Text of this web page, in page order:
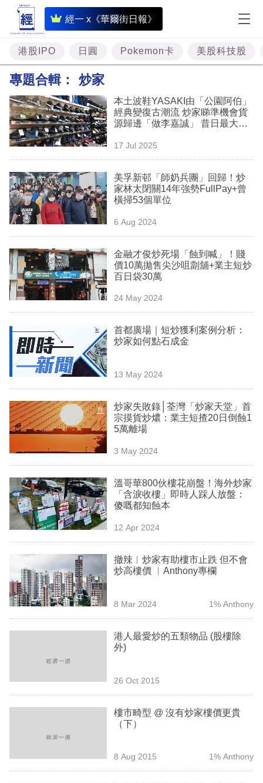
經一 x《華爾街日報》
即
時
財
經
題
投
資
樓
市
理
商
業
科
技
場
生
時
事
欄
訂
閱
區
港股IPO 日圓 Pokemon卡 美股科技股
專題合輯： 炒家
本土波鞋YASAKI由「公園阿伯」
經典變復古潮流 炒家睇準機會貨
源歸邊「做李嘉誠」 昔日最大致
17 Jul 2025
美孚新邨「師奶兵團」回歸！炒
家林太閉關14年強勢FullPay+曾
橫掃53個單位
6 Aug 2024
金融才俊炒死場「蝕到喊」！賤
價10萬拋售尖沙咀劏舖+業主短炒
百日袋30萬
24 May 2024
首都廣場｜短炒獲利案例分析：
炒家如何點石成金
13 May 2024
炒家失敗錄│荃灣「炒家天堂」首
宗摸貨炒燶：業主短揸20日倒蝕1
5萬離場
3 May 2024
溫哥華800伙樓花崩盤！海外炒家
「含淚收樓」即時人踩人放盤：
傻嘅都知蝕本
12 Apr 2024
撤辣︳炒家有助樓市止跌 但不會
炒高樓價 ︳Anthony專欄
8 Mar 2024 1% Anthony
港人最愛炒的五類物品 (股樓除
外)
26 Oct 2015
樓市畸型 @ 沒有炒家樓價更貴
（下）
8 Aug 2015 1% Anthony